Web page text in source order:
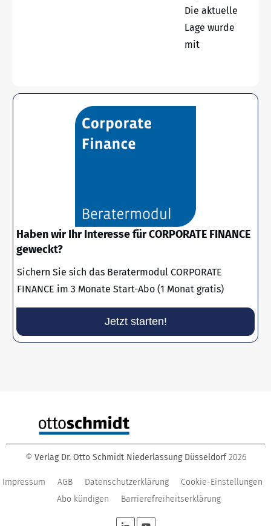
Die aktuelle
Lage wurde
mit
Haben wir Ihr Interesse für CORPORATE FINANCE
geweckt?
Sichern Sie sich das Beratermodul CORPORATE
FINANCE im 3 Monate Start-Abo (1 Monat gratis)
Jetzt starten!
© Verlag Dr. Otto Schmidt Niederlassung Düsseldorf 2026
Impressum AGB Datenschutzerklärung
Cookie-Einstellungen
Abo kündigen
Barrierefreiheitserklärung